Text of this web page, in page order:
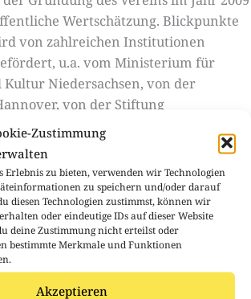
Zustimmung
Erlebnis zu bieten, verwenden wir Technologien
zu speichern und/oder darauf
diesen Technologien zustimmst, können wir
oder eindeutige IDs auf dieser Website
deine Zustimmung nicht erteilst oder
bestimmte Merkmale und Funktionen
Akzeptieren
Wertschätzung. Blickpunkte
von zahlreichen Institutionen
u.a. vom Ministerium für
Kultur Niedersachsen, von der
von der Stiftung
von der Niedersächsischen
Seit 2019 erhalten wir die
des Kulturbüros der LHH
nicht profitorientierter
e.V. nicht allein von öffentlicher
ist, benötigen wir Ihre